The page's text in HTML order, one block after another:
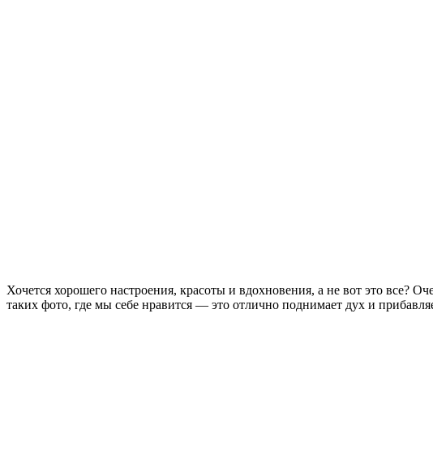
Хочется хорошего настроения, красоты и вдохновения, а не вот это все?
таких фото, где мы себе нравится — это отлично поднимает дух и